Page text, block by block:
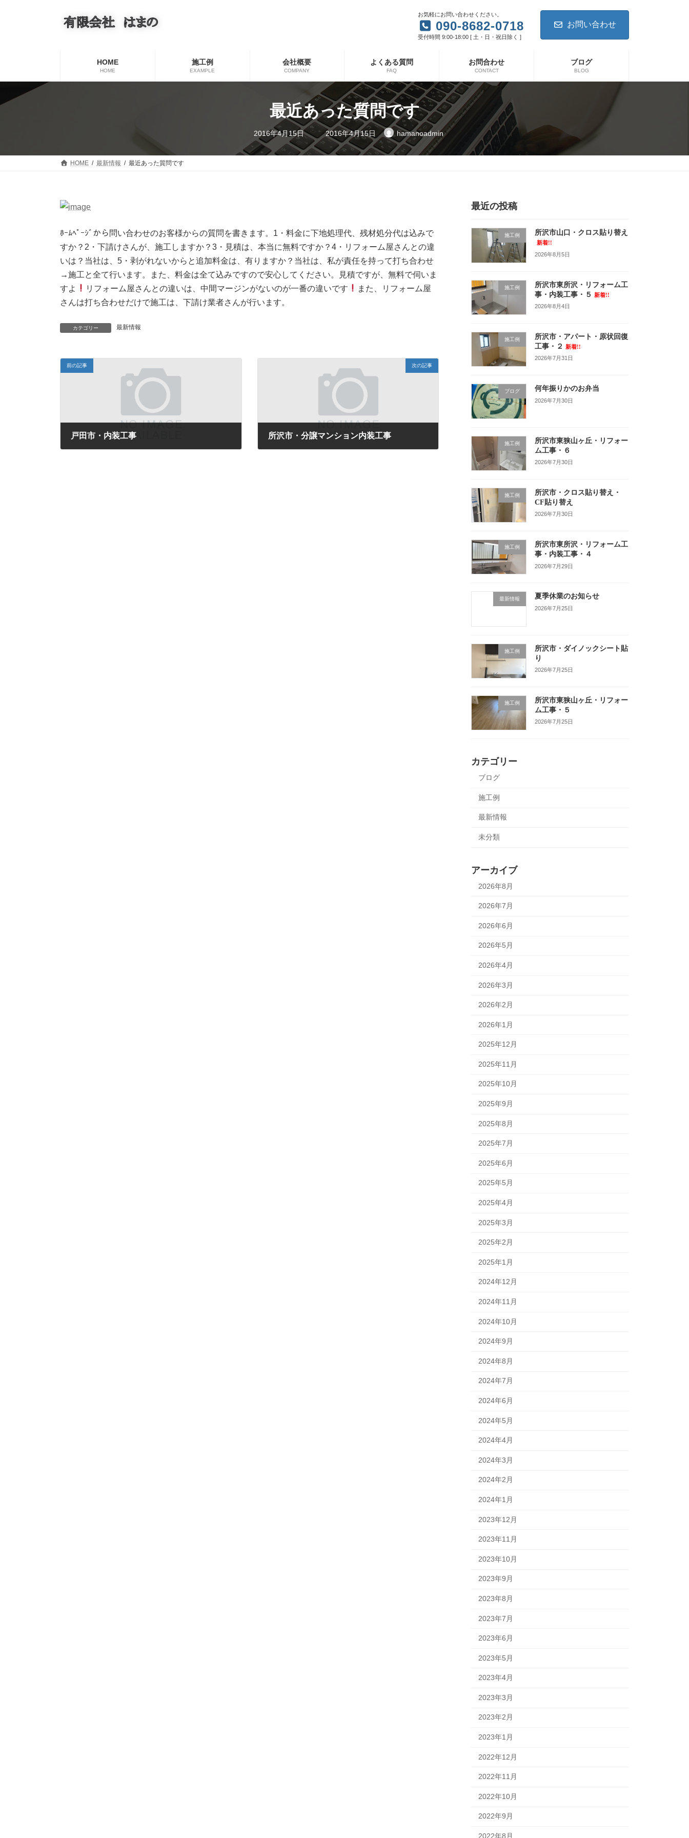
キ
プ
に
動
お気軽にお問い合わせください。
090-8682-0718
受付時間 9:00-18:00 [ 土・日・祝日除く ]
お問い合わせ
HOME
HOME
施工例
EXAMPLE
会社概要
COMPANY
よくある質問
FAQ
お問合わせ
CONTACT
ブログ
BLOG
最近あった質問です
2016年4月15日
最
終
新
日
2016年4月15日 hamanoadmin
HOME 最新情報 最近あった質問です
ﾎｰﾑﾍﾟｰｼﾞから問い合わせのお客様からの質問を書きます。1・料金に下地処理代、残材処分代は込みで
すか？2・下請けさんが、施工しますか？3・見積は、本当に無料ですか？4・リフォーム屋さんとの違
いは？当社は、5・剥がれないからと追加料金は、有りますか？当社は、私が責任を持って打ち合わせ
→施工と全て行います。また、料金は全て込みですので安心してください。見積ですが、無料で伺いま
すよ
リフォーム屋さんとの違いは、中間マージンがないのが一番の違いです
また、リフォーム屋
さんは打ち合わせだけで施工は、下請け業者さんが行います。
カテゴリー 最新情報
前の記事
戸田市・内装工事
次の記事
所沢市・分譲マンション内装工事
最近の投稿
施工例 所沢市山口・クロス貼り替え
新着!!
2026年8月5日
施工例
所沢市東所沢・リフォーム工
事・内装工事・５
新着!!
2026年8月4日
施工例
所沢市・アパート・原状回復
工事・２
新着!!
2026年7月31日
ブログ 何年振りかのお弁当
2026年7月30日
施工例
所沢市東狭山ヶ丘・リフォー
ム工事・６
2026年7月30日
施工例
所沢市・クロス貼り替え・
CF貼り替え
2026年7月30日
施工例
所沢市東所沢・リフォーム工
事・内装工事・４
2026年7月29日
最新情報 夏季休業のお知らせ
2026年7月25日
施工例
所沢市・ダイノックシート貼
り
2026年7月25日
施工例
所沢市東狭山ヶ丘・リフォー
ム工事・５
2026年7月25日
カテゴリー
ブログ
施工例
最新情報
未分類
アーカイブ
2026年8月
2026年7月
2026年6月
2026年5月
2026年4月
2026年3月
2026年2月
2026年1月
2025年12月
2025年11月
2025年10月
2025年9月
2025年8月
2025年7月
2025年6月
2025年5月
2025年4月
2025年3月
2025年2月
2025年1月
2024年12月
2024年11月
2024年10月
2024年9月
2024年8月
2024年7月
2024年6月
2024年5月
2024年4月
2024年3月
2024年2月
2024年1月
2023年12月
2023年11月
2023年10月
2023年9月
2023年8月
2023年7月
2023年6月
2023年5月
2023年4月
2023年3月
2023年2月
2023年1月
2022年12月
2022年11月
2022年10月
2022年9月
2022年8月